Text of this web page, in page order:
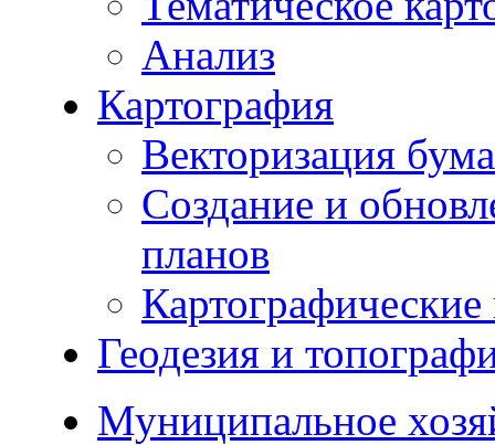
Анализ
Картография
Векторизация
Создание и
планов
Геодезия и
Муниципальное